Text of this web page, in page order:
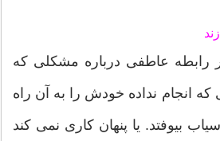
رابطه عاطفی درباره مشکلی که
که انجام نداده خودش را به آن راه
بیوفتد. یا پنهان کاری نمی کند